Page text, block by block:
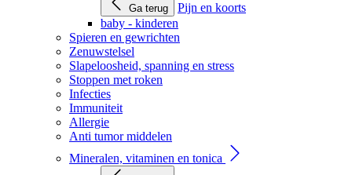
Ga terug
Pijn en koorts
baby - kinderen
Spieren en gewrichten
Zenuwstelsel
Slapeloosheid, spanning en stress
Stoppen met roken
Infecties
Immuniteit
Allergie
Anti tumor middelen
Mineralen, vitaminen en tonica